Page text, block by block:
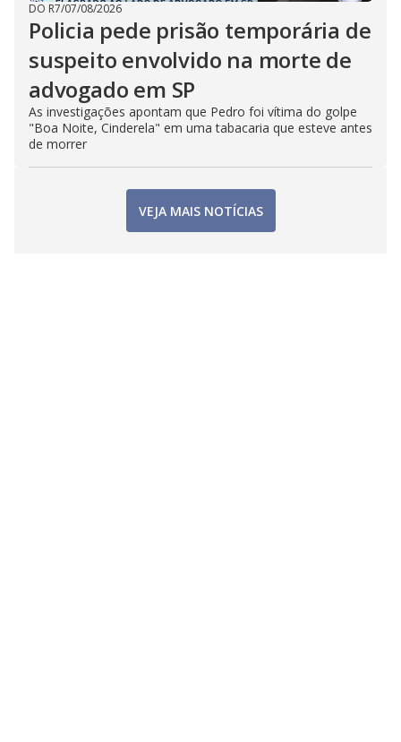
DO R7/07/08/2026
Policia pede prisão temporária de
suspeito envolvido na morte de
advogado em SP
As investigações apontam que Pedro foi vítima do golpe
"Boa Noite, Cinderela" em uma tabacaria que esteve antes
de morrer
VEJA MAIS NOTÍCIAS